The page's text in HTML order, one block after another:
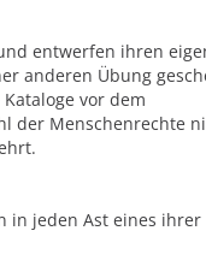
entwerfen ihren
anderen Übung
vor dem
der Menschenrechte
in jeden Ast eines ihrer